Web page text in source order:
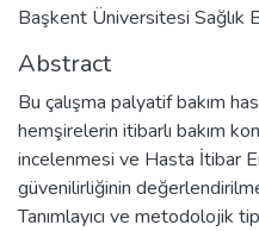
Başkent Üniversitesi Sağlık
Abstract
Bu çalışma palyatif bakım
hemşirelerin itibarlı bakım
incelenmesi ve Hasta İtibar
güvenilirliğinin
Tanımlayıcı ve metodolojik